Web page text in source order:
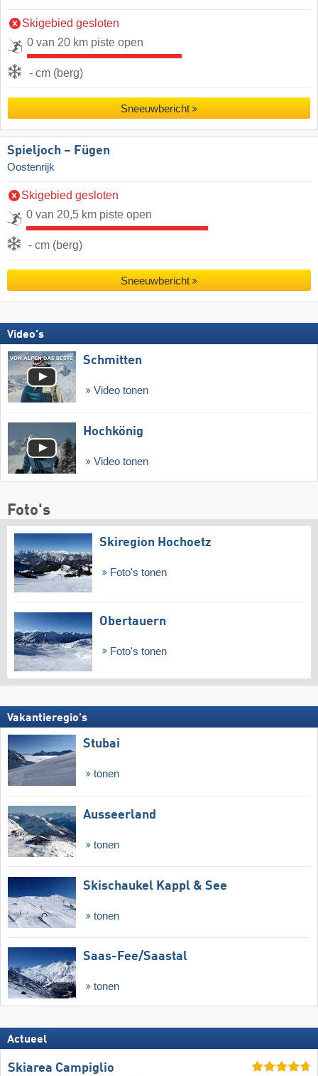
Skigebied gesloten
0 van 20 km piste open
- cm (berg)
Sneeuwbericht
Spieljoch – Fügen
Oostenrijk
Skigebied gesloten
0 van 20,5 km piste open
- cm (berg)
Sneeuwbericht
Video's
Schmitten
Video tonen
Hochkönig
Video tonen
Foto's
Skiregion Hochoetz
Foto's tonen
Obertauern
Foto's tonen
Vakantieregio's
Stubai
tonen
Ausseerland
tonen
Skischaukel Kappl & See
tonen
Saas-Fee/​Saastal
tonen
Actueel
Skiarea Campiglio